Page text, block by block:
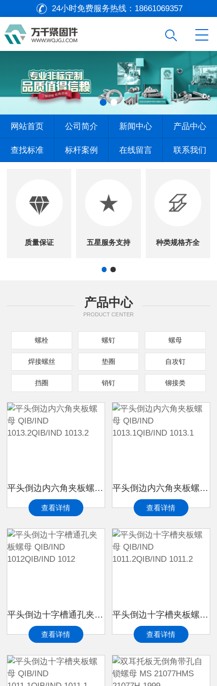
24小时免费服务热线： 18661069357
网站首页 公司简介 新闻中心 产品中心
查找标准 标杆案例 在线留言 联系我们
质量保证 五星服务支持 种类规格齐全
产品中心
PRODUCT CENTER
螺栓 螺钉 螺母
焊接螺丝 垫圈 自攻钉
挡圈 销钉 铆接类
平头倒边内六角夹板螺母 QIB/IND 1013.2QIB/IND 1013.2
查看详情
平头倒边内六角夹板螺母 QIB/IND 1013.1QIB/IND 1013.1
查看详情
平头倒边十字槽通孔夹板螺母 QIB/IND 1012QIB/IND 1012
查看详情
平头倒边十字槽夹板螺母 QIB/IND 1011.2QIB/IND 1011.2
查看详情